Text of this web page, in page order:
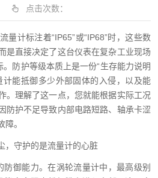
点击次数：
量计标注着“IP65”或“IP68”时，这些数
是直接决定了这台仪表在复杂工业现场
。防护等级本质上是一份“生存能力说明
计能抵御多少外部固体的入侵，以及能
。理解了这一点，您就能根据实际工况
防护不足导致内部电路短路、轴承卡涩
。
，守护的是流量计的心脏
御能力。在涡轮流量计中，最高级别